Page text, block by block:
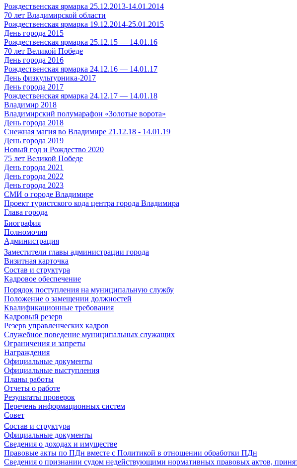
Рождественская ярмарка 25.12.2013-14.01.2014
70 лет Владимирской области
Рождественская ярмарка 19.12.2014-25.01.2015
День города 2015
Рождественская ярмарка 25.12.15 — 14.01.16
70 лет Великой Победе
День города 2016
Рождественская ярмарка 24.12.16 — 14.01.17
День физкультурника-2017
День города 2017
Рождественская ярмарка 24.12.17 — 14.01.18
Владимир 2018
Владимирский полумарафон «Золотые ворота»
День города 2018
Снежная магия во Владимире 21.12.18 - 14.01.19
День города 2019
Новый год и Рождество 2020
75 лет Великой Победе
День города 2021
День города 2022
День города 2023
СМИ о городе Владимире
Проект туристского кода центра города Владимира
Глава города
Биография
Полномочия
Администрация
Заместители главы администрации города
Визитная карточка
Состав и структура
Кадровое обеспечение
Порядок поступления на муниципальную службу
Положение о замещении должностей
Квалификационные требования
Кадровый резерв
Резерв управленческих кадров
Служебное поведение муниципальных служащих
Ограничения и запреты
Награждения
Официальные документы
Официальные выступления
Планы работы
Отчеты о работе
Результаты проверок
Перечень информационных систем
Совет
Состав и структура
Официальные документы
Сведения о доходах и имуществе
Правовые акты по ПДн вместе с Политикой в отношении обработки ПДн
Сведения о признании судом недействующими нормативных правовых актов,